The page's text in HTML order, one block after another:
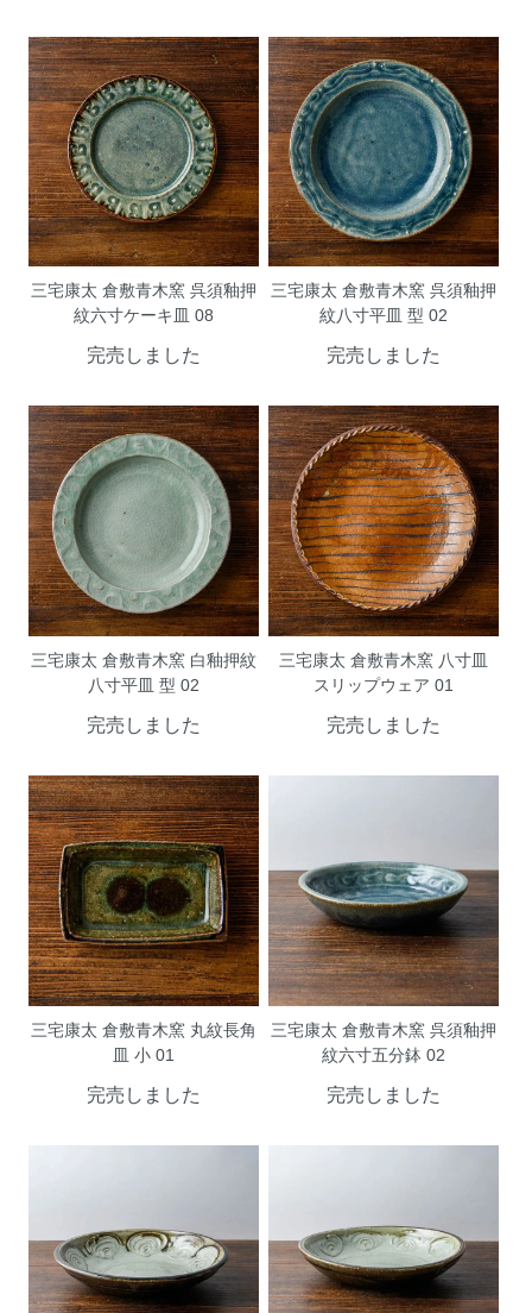
三宅康太 倉敷青木窯 呉須釉押
紋六寸ケーキ皿 08
完売しました
三宅康太 倉敷青木窯 呉須釉押
紋八寸平皿 型 02
完売しました
三宅康太 倉敷青木窯 白釉押紋
八寸平皿 型 02
完売しました
三宅康太 倉敷青木窯 八寸皿
スリップウェア 01
完売しました
三宅康太 倉敷青木窯 丸紋長角
皿 小 01
完売しました
三宅康太 倉敷青木窯 呉須釉押
紋六寸五分鉢 02
完売しました